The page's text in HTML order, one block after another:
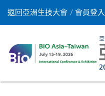
返回亞洲生技大會 會員登入